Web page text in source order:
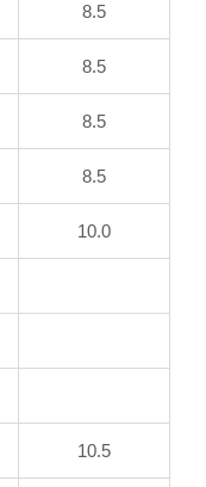
8.5
8.5
8.5
8.5
10.0
10.5